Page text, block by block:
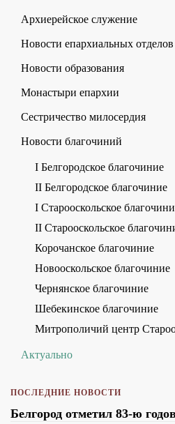
Архиерейское служение
Новости епархиальных отделов
Новости образования
Монастыри епархии
Сестричество милосердия
Новости благочиний
I Белгородское благочиние
II Белгородское благочиние
I Старооскольское
II Старооскольское
Корочанское благочиние
Новооскольское благочиние
Чернянское благочиние
Шебекинское благочиние
Митрополичий центр
Актуально
ПОСЛЕДНИЕ НОВОСТИ
Белгород отметил 83-ю